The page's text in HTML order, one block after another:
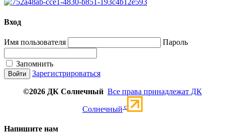
Вход
Имя пользователя Пароль
Запомнить
Зарегистрироваться
©2026 ДК Солнечный Все права принадлежат ДК
Солнечный c
Напишите нам